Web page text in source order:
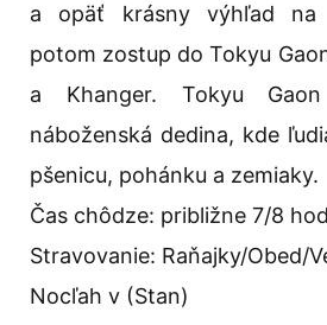
a opäť krásny výhľad na
potom zostup do Tokyu
a Khanger. Tokyu
náboženská dedina, kde
pšenicu, pohánku a zemiaky.
Čas chôdze: približne 7/8
Stravovanie: Raňajky/Obed/
Nocľah v (Stan)